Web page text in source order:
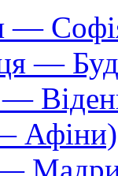
—
—
—
Афіни)
—